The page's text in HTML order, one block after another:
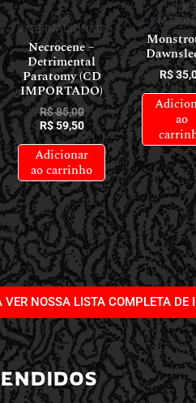
CDS
INTERNACIONAIS
Necrocene –
Detrimental
Paratomy (CD
IMPORTADO)
R$85,00
R$59,50
Adicionar
ao carrinho
CDS
R$
ao
VER NOSSA LISTA COMPLETA DE